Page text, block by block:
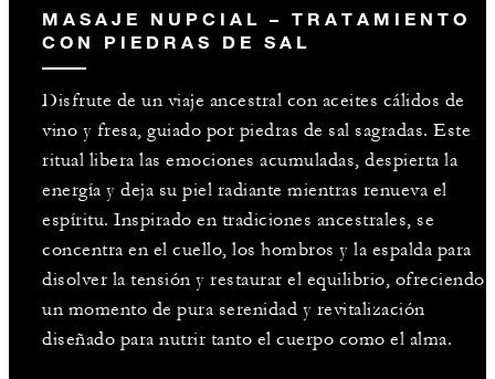
MASAJE NUPCIAL – TRATAMIENTO
CON PIEDRAS DE SAL
Disfrute de un viaje ancestral con aceites cálidos de
vino y fresa, guiado por piedras de sal sagradas. Este
ritual libera las emociones acumuladas, despierta la
energía y deja su piel radiante mientras renueva el
espíritu. Inspirado en tradiciones ancestrales, se
concentra en el cuello, los hombros y la espalda para
disolver la tensión y restaurar el equilibrio, ofreciendo
un momento de pura serenidad y revitalización
diseñado para nutrir tanto el cuerpo como el alma.